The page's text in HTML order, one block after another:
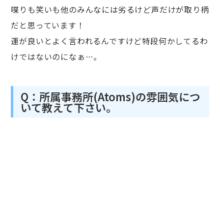
喋りも笑いも他のみんなには劣るけど声だけが取り柄
だと思っています！
運が良いとよく言われるんですけど特段何かしてるわ
けではないのになぁ…。
Q：所属事務所(Atoms)の雰囲気につ
いて教えて下さい。